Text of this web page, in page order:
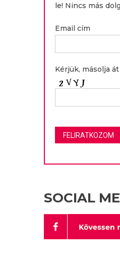
le! Nincs más
Email cím
Kérjük, másolja
SOCIAL